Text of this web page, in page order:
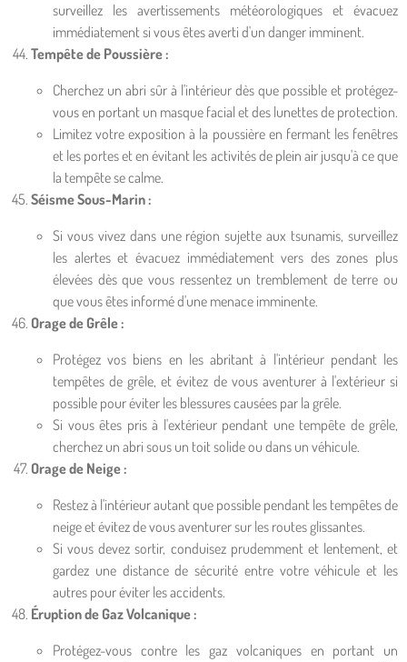
surveillez les avertissements météorologiques et évacuez
immédiatement si vous êtes averti d'un danger imminent.
Tempête de Poussière :
Cherchez un abri sûr à l'intérieur dès que possible et protégez-
vous en portant un masque facial et des lunettes de protection.
Limitez votre exposition à la poussière en fermant les fenêtres
et les portes et en évitant les activités de plein air jusqu'à ce que
la tempête se calme.
Séisme Sous-Marin :
Si vous vivez dans une région sujette aux tsunamis, surveillez
les alertes et évacuez immédiatement vers des zones plus
élevées dès que vous ressentez un tremblement de terre ou
que vous êtes informé d'une menace imminente.
Orage de Grêle :
Protégez vos biens en les abritant à l'intérieur pendant les
tempêtes de grêle, et évitez de vous aventurer à l'extérieur si
possible pour éviter les blessures causées par la grêle.
Si vous êtes pris à l'extérieur pendant une tempête de grêle,
cherchez un abri sous un toit solide ou dans un véhicule.
Orage de Neige :
Restez à l'intérieur autant que possible pendant les tempêtes de
neige et évitez de vous aventurer sur les routes glissantes.
Si vous devez sortir, conduisez prudemment et lentement, et
gardez une distance de sécurité entre votre véhicule et les
autres pour éviter les accidents.
Éruption de Gaz Volcanique :
Protégez-vous contre les gaz volcaniques en portant un